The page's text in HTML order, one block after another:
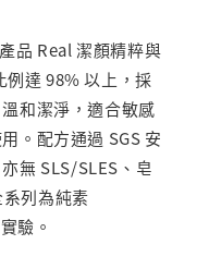
品 Real 潔顏精粹與
例達 98% 以上，採
和潔淨，適合敏感
。配方通過 SGS 安
無 SLS/SLES、皂
列為純素
驗。